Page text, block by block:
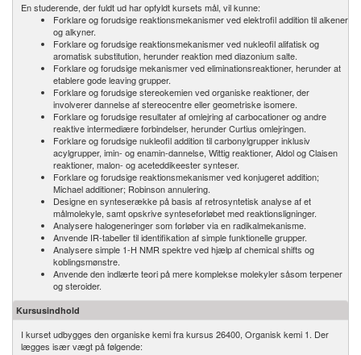
En studerende, der fuldt ud har opfyldt kursets mål, vil kunne:
Forklare og forudsige reaktionsmekanismer ved elektrofil addition til alkener
og alkyner.
Forklare og forudsige reaktionsmekanismer ved nukleofil alifatisk og
aromatisk substitution, herunder reaktion med diazonium salte.
Forklare og forudsige mekanismer ved eliminationsreaktioner, herunder at
etablere gode leaving grupper.
Forklare og forudsige stereokemien ved organiske reaktioner, der
involverer dannelse af stereocentre eller geometriske isomere.
Forklare og forudsige resultater af omlejring af carbocationer og andre
reaktive intermediære forbindelser, herunder Curtius omlejringen.
Forklare og forudsige nukleofil addition til carbonylgrupper inklusiv
acylgrupper, imin- og enamin-dannelse, Wittig reaktioner, Aldol og Claisen
reaktioner, malon- og aceteddikeester synteser.
Forklare og forudsige reaktionsmekanismer ved konjugeret addition;
Michael additioner; Robinson annulering.
Designe en synteserække på basis af retrosyntetisk analyse af et
målmolekyle, samt opskrive synteseforløbet med reaktionsligninger.
Analysere halogeneringer som forløber via en radikalmekanisme.
Anvende IR-tabeller til identifikation af simple funktionelle grupper.
Analysere simple 1-H NMR spektre ved hjælp af chemical shifts og
koblingsmønstre.
Anvende den indlærte teori på mere komplekse molekyler såsom terpener
og steroider.
Kursusindhold
I kurset udbygges den organiske kemi fra kursus 26400, Organisk kemi 1. Der
lægges især vægt på følgende: